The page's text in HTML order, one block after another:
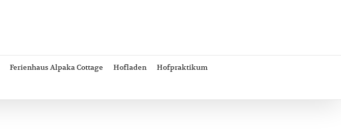
Ferienhaus Alpaka Cottage Hofladen Hofpraktikum